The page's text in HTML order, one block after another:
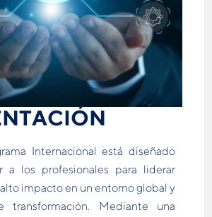
Internacional está diseñado
a los profesionales para liderar
impacto en un entorno global y
transformación. Mediante una